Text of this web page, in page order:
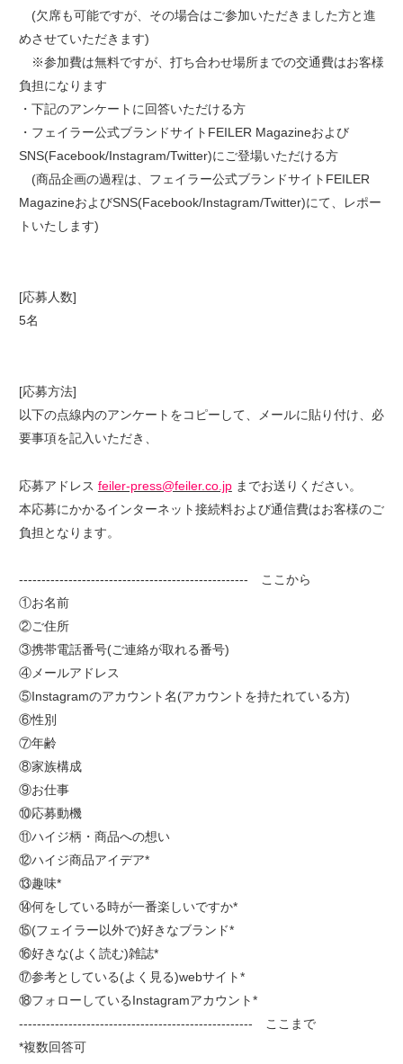
(欠席も可能ですが、その場合はご参加いただきました方と進
めさせていただきます)
※参加費は無料ですが、打ち合わせ場所までの交通費はお客様
負担になります
・下記のアンケートに回答いただける方
・フェイラー公式ブランドサイトFEILER Magazineおよび
SNS(Facebook/Instagram/Twitter)にご登場いただける方
(商品企画の過程は、フェイラー公式ブランドサイトFEILER
MagazineおよびSNS(Facebook/Instagram/Twitter)にて、レポー
トいたします)
[応募人数]
5名
[応募方法]
以下の点線内のアンケートをコピーして、メールに貼り付け、必
要事項を記入いただき、
応募アドレス feiler-press@feiler.co.jp までお送りください。
本応募にかかるインターネット接続料および通信費はお客様のご
負担となります。
--------------------------------------------------- ここから
①お名前
②ご住所
③携帯電話番号(ご連絡が取れる番号)
④メールアドレス
⑤Instagramのアカウント名(アカウントを持たれている方)
⑥性別
⑦年齢
⑧家族構成
⑨お仕事
⑩応募動機
⑪ハイジ柄・商品への想い
⑫ハイジ商品アイデア*
⑬趣味*
⑭何をしている時が一番楽しいですか*
⑮(フェイラー以外で)好きなブランド*
⑯好きな(よく読む)雑誌*
⑰参考としている(よく見る)webサイト*
⑱フォローしているInstagramアカウント*
---------------------------------------------------- ここまで
*複数回答可